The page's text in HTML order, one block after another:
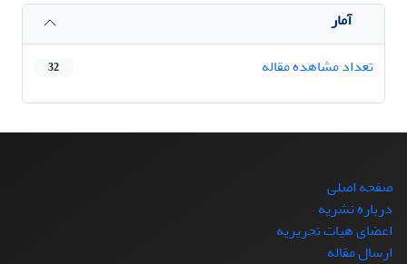
آمار
تعداد مشاهده مقاله
32
صفحه اصلی
درباره نشریه
اعضای هیات تحریریه
ارسال مقاله